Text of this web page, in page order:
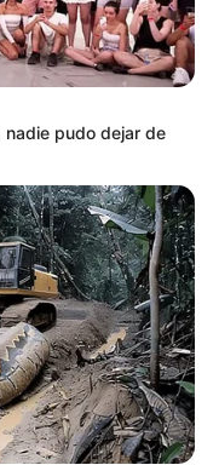
nadie pudo dejar de